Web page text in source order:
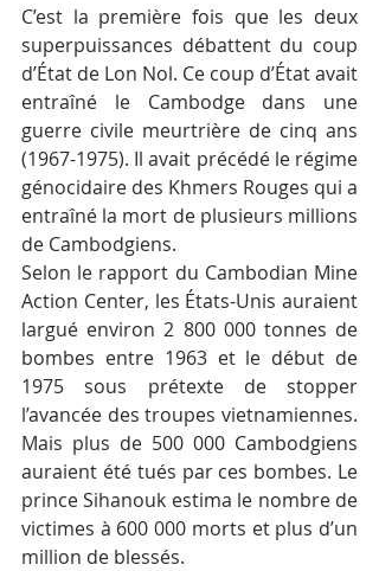
C’est la première fois que les deux
superpuissances débattent du coup
d’État de Lon Nol. Ce coup d’État avait
entraîné le Cambodge dans une
guerre civile meurtrière de cinq ans
(1967-1975). Il avait précédé le régime
génocidaire des Khmers Rouges qui a
entraîné la mort de plusieurs millions
de Cambodgiens.
Selon le rapport du Cambodian Mine
Action Center, les États-Unis auraient
largué environ 2 800 000 tonnes de
bombes entre 1963 et le début de
1975 sous prétexte de stopper
l’avancée des troupes vietnamiennes.
Mais plus de 500 000 Cambodgiens
auraient été tués par ces bombes. Le
prince Sihanouk estima le nombre de
victimes à 600 000 morts et plus d’un
million de blessés.